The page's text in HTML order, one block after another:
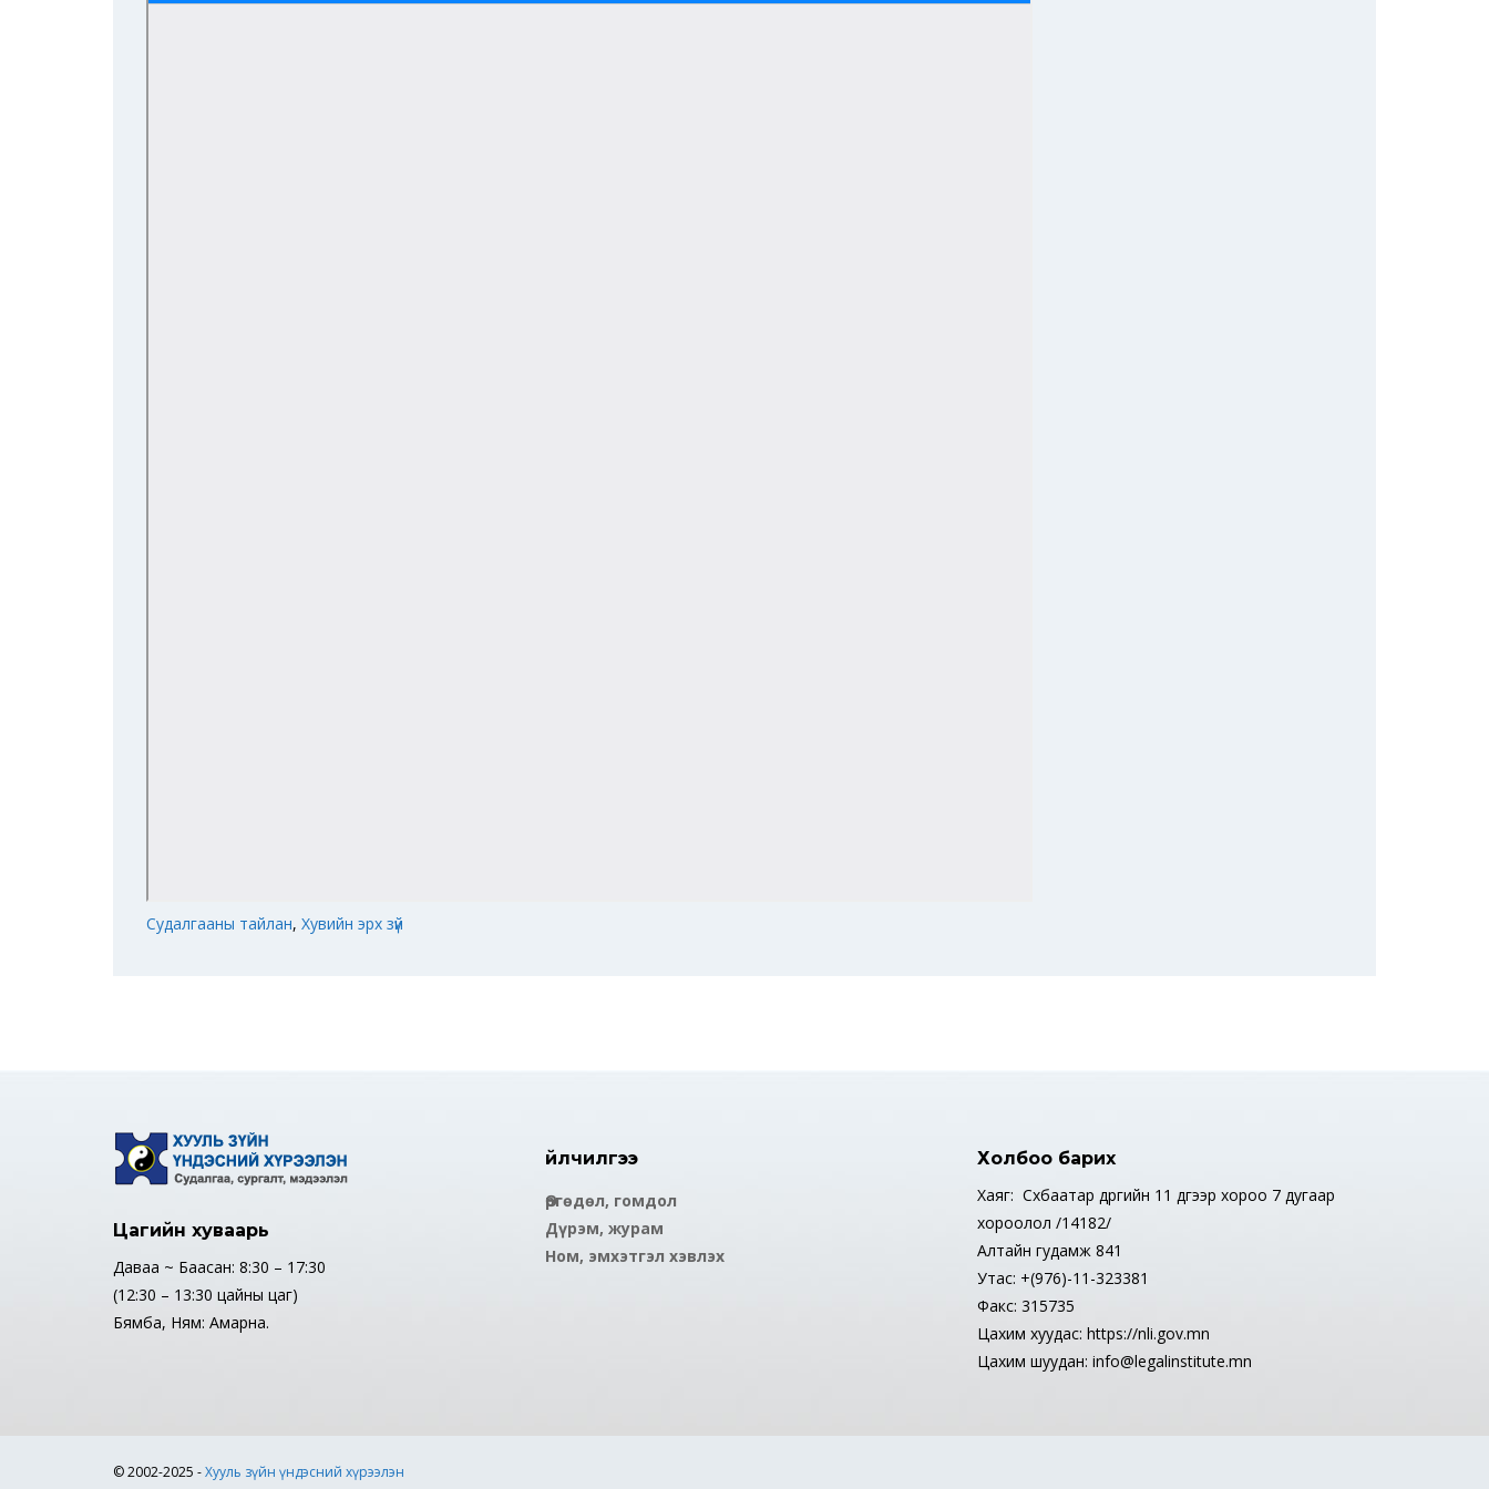
Судалгааны тайлан, Хувийн эрх зүй
Цагийн хуваарь
Даваа ~ Баасан: 8:30 – 17:30
(12:30 – 13:30 цайны цаг)
Бямба, Ням: Амарна.
Үйлчилгээ
Өргөдөл, гомдол
Дүрэм, журам
Ном, эмхэтгэл хэвлэх
Холбоо барих
Хаяг: Сүхбаатар дүүргийн 11 дүгээр хороо 7 дугаар
хороолол /14182/
Алтайн гудамж 841
Утас: +(976)-11-323381
Факс: 315735
Цахим хуудас: https://nli.gov.mn
Цахим шуудан: info@legalinstitute.mn
© 2002-2025 -Хууль зүйн үндэсний хүрээлэн